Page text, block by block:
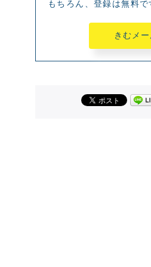
もちろん、登録は無料で
きむメ